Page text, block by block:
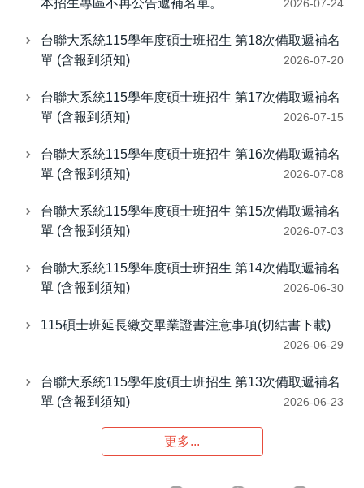
本招生專區不再公告遞補名單。
2026-07-24
台聯大系統115學年度碩士班招生 第18次備取遞補名
單 (含報到須知)
2026-07-20
台聯大系統115學年度碩士班招生 第17次備取遞補名
單 (含報到須知)
2026-07-15
台聯大系統115學年度碩士班招生 第16次備取遞補名
單 (含報到須知)
2026-07-08
台聯大系統115學年度碩士班招生 第15次備取遞補名
單 (含報到須知)
2026-07-03
台聯大系統115學年度碩士班招生 第14次備取遞補名
單 (含報到須知)
2026-06-30
115碩士班延長繳交畢業證書注意事項(切結書下載)
2026-06-29
台聯大系統115學年度碩士班招生 第13次備取遞補名
單 (含報到須知)
2026-06-23
更多...